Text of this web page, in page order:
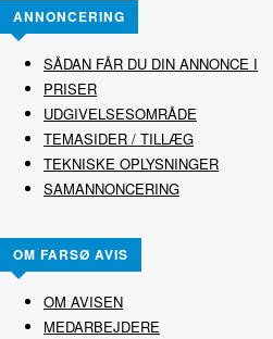
ANNONCERING
SÅDAN FÅR DU DIN ANNONCE I
PRISER
UDGIVELSESOMRÅDE
TEMASIDER / TILLÆG
TEKNISKE OPLYSNINGER
SAMANNONCERING
OM FARSØ AVIS
OM AVISEN
MEDARBEJDERE